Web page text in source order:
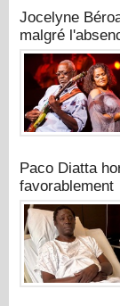
Jocelyne
malgré
Paco Diatta
favorablement